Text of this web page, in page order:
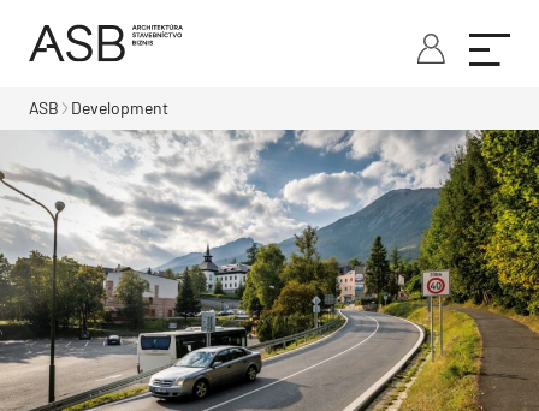
ASB Development